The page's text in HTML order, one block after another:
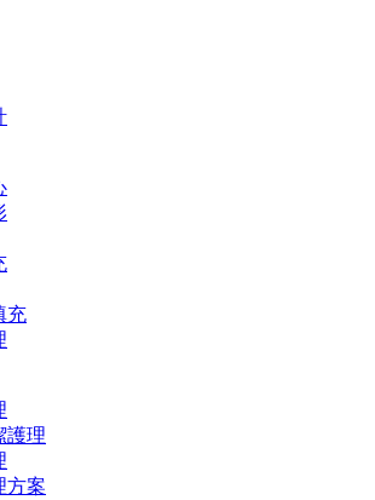
充
護理
方案